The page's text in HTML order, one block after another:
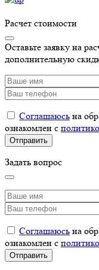
Расчет стоимости
Оставьте заявку на
дополнительную
Соглашаюсь на
ознакомлен с
Задать вопрос
Соглашаюсь на
ознакомлен с